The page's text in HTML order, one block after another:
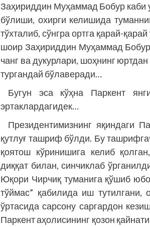
Заҳириддин Муҳаммад Бобур каби
бўлиши, охирги келишида
тўхталиб, сўнгра ортга қарай-
шоир Заҳириддин Муҳаммад
чанг ва дукурлари, шоҳнинг
тургандай бўлаверади…
Бугун эса кўҳна Паркент
эртаклардагидек…
Президентимизнинг яқиндаги
қутлуғ ташриф бўлди. Бу
қоятош кўринишига келиб
диққат билан, синчиклаб
Юқори Чирчиқ туманига қўшиб
тўймас” қабилида иш тутилгани,
ўртасида сарсону саргардон
Паркент аҳолисининг қозон